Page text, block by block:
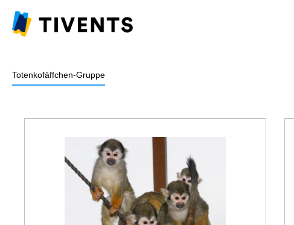
Totenkofäffchen-Gruppe